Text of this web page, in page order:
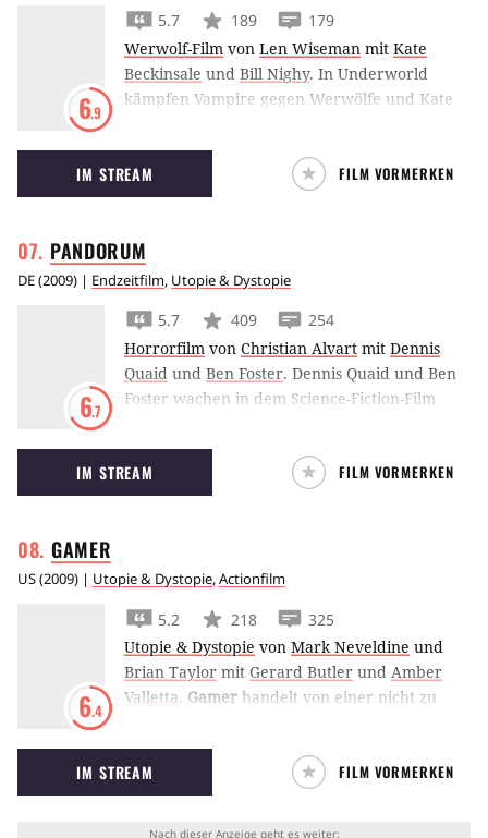
6.9
5.7 189
179
Werwolf-Film von Len Wiseman mit Kate
Beckinsale und Bill Nighy. In Underworld
kämpfen Vampire gegen Werwölfe und Kate
IM STREAM FILM VORMERKEN
PANDORUM
DE(2009) | Endzeitfilm, Utopie & Dystopie
6.7
5.7 409
254
Horrorfilm von Christian Alvart mit Dennis
Quaid und Ben Foster. Dennis Quaid und Ben
Foster wachen in dem Science-Fiction-Film
müssen das Rätsel um ihre Identität lösen.
IM STREAM FILM VORMERKEN
GAMER
US(2009) | Utopie & Dystopie,Actionfilm
6.4
5.2 218
325
Utopie & Dystopie von Mark Neveldine und
Brian Taylor mit Gerard Butler und Amber
Valletta. Gamer handelt von einer nicht zu
Gerard Butler als Gladiatoren in gefährlichen
Spielen eingesetzt werden.
IM STREAM FILM VORMERKEN